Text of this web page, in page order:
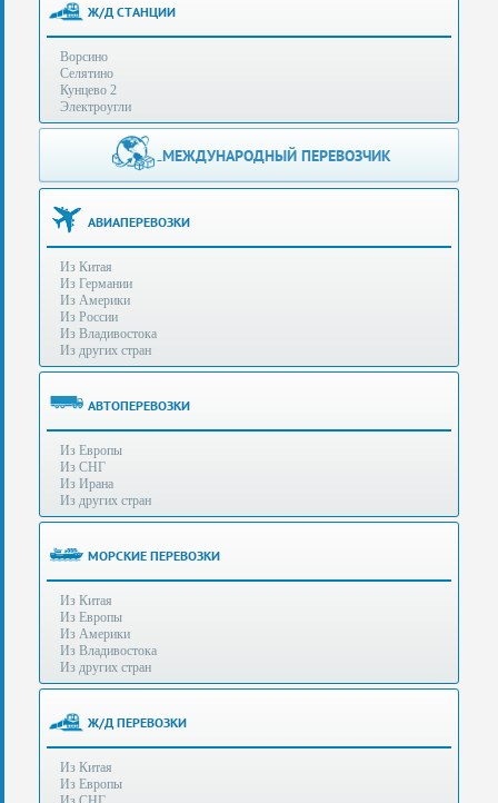
Заказать
звонок
Сделать
запрос
Многоканальный
телефон:
(495)
788-
Бесплатные
консультации
(Без
выходных
8:00
до
21:30)
Таможенное
оформление
грузов
аэропортах
Москвы
Шереметьево,
Внуково,
Дополнительные
+7 (929) 575-
96-62
+7 (925) 104-
15-94
e-mail:info@s-standard.ru
Ж/Д СТАНЦИИ
Ворсино
Селятино
Кунцево 2
Электроугли
МЕЖДУНАРОДНЫЙ ПЕРЕВОЗЧИК
АВИАПЕРЕВОЗКИ
Из Китая
Из Германии
Из Америки
Из России
Из Владивостока
Из других стран
АВТОПЕРЕВОЗКИ
Из Европы
Из СНГ
Из Ирана
Из других стран
МОРСКИЕ ПЕРЕВОЗКИ
Из Китая
Из Европы
Из Америки
Из Владивостока
Из других стран
Ж/Д ПЕРЕВОЗКИ
Из Китая
Из Европы